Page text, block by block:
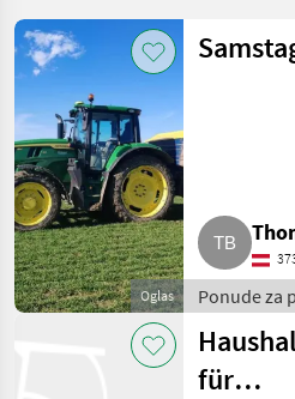
Oglas
Ponude za
für